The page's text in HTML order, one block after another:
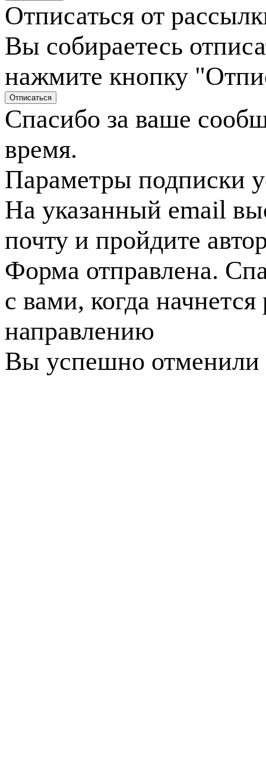
Отписаться от
Вы собираетесь
нажмите кнопку
Спасибо за ваше
время.
Параметры подписки
На указанный email
почту и пройдите
Форма отправлена.
с вами, когда
направлению
Вы успешно отменили